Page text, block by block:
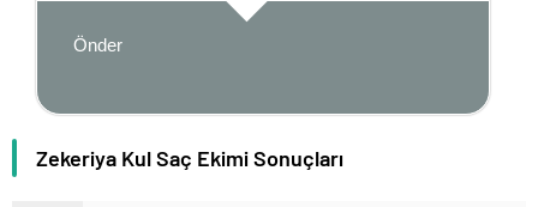
Önder
Zekeriya Kul Saç Ekimi Sonuçları